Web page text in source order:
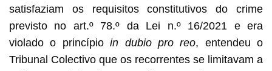
satisfaziam os requisitos constitutivos do crime
previsto no art.º 78.º da Lei n.º 16/2021 e era
violado o princípioin dubio pro reo, entendeu o
Tribunal Colectivo que os recorrentes se limitavam a